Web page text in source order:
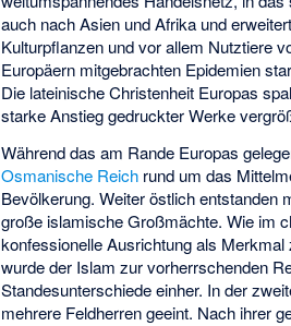
auch nach Asien und Afrika und
Kulturpflanzen und vor allem Nutztiere
Europäern mitgebrachten Epidemien
Die lateinische Christenheit Europas
starke Anstieg gedruckter Werke
Während das am Rande Europas
Osmanische Reich rund um das
Bevölkerung. Weiter östlich entstanden
große islamische Großmächte. Wie im
konfessionelle Ausrichtung als
wurde der Islam zur vorherrschenden
Standesunterschiede einher. In der
mehrere Feldherren geeint. Nach ihrer